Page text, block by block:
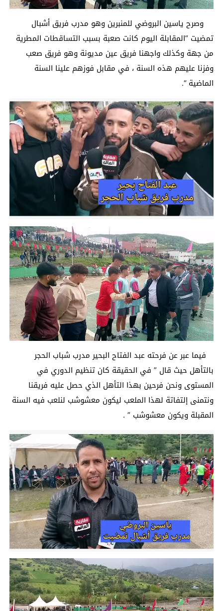
وصرح ياسين البروضي للمنبرين وهو مدرب فريق أشبال
تمضيت “المقابلة اليوم كانت صعبة بسبب التساقطات المطرية
من جهة وكذلك واجهنا فريق عين مديونة وهو فريق صعب
وفزنا عليهم هذه السنة ، في مقابل فوزهم علينا السنة
الماضية “.
فيما عبر عن فرحته عبد الفتاح البحير مدرب شباب الحجر
بالتأهل حيث قال ” في الحقيقة كان تنظيم الدوري في
المستوى ونحن فرحين بهذا التأهل الذي حصل عليه فريقنا
ونتمنى إلتفاتة لهذا الملعب ليكون معشوشب لنلعب فيه السنة
المقبلة ويكون معشوشب ” .